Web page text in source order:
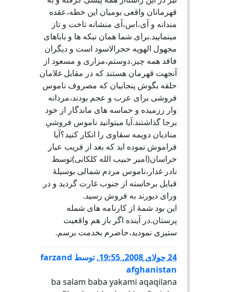
قهرمانان واقعی بومیان این خطه،عقده
مندانه و آی،اس،آی منشانه تاخت و تاز
مینمایید.برای شما همان نیکه ها و باباهای
مجهول الهویه حجرالاسود است و دیگران
فاقد همه چیز.دوستم،مزاری و مسعود از
آنجهت قهرمان هستند که در مقابل غلامان
حلقه بگوش پنجابیان که مصروف ناموس
فروشی برای عرب و عجم بودند،مردانه
وار رزمیده و حماسه های ماندگار از خود
برجا گذاشتند.آیا میتوانید ناموس فروشیِ
منادیان دویمه سقاوی را انکار کنید؟آیا
فراموش نموده اید که بعد از فریب عیار
خراسان(امیر حبیب الله کلکانی)توسط
نادر غدار،ناموس مردم شمالی بوسیلۀ
قبایل برخاسته از جنوب غارت گردید و در
ورای دیورند به فروش رسید.
این بود شمۀ از کارنامه های شمله
پرستان.در آینده اگر باز هم واقعیت
ستیزی نمودید،حاضرم بخدمت برسم.
24 جولای 2008, 19:55 ,توسط farzand
afghanistan
ba salam baba yakami aqaqilana